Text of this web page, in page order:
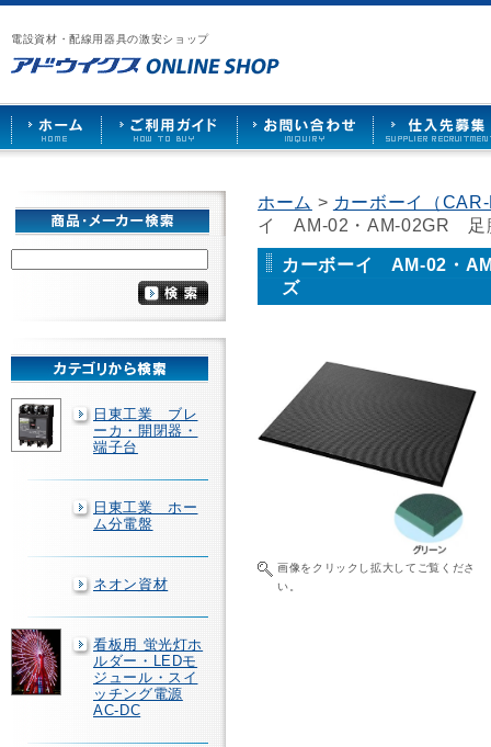
電設資材・配線用器具の激安ショップ
漏
電
ブ
レ
ー
カ
ー
や
照
ケ
ッ
ト
な
で
販
売
ア
ウ
イ
ス
HOME
ご
用
ガ
ド
お
い
合
せ
仕
先
募
日東工業 ブレ
ーカ・開閉器・
端子台
日東工業 ホー
ム分電盤
ネオン資材
看板用 蛍光灯ホ
ルダー・LEDモ
ジュール・スイ
ッチング電源
AC-DC
ホーム > カーボーイ（
イ AM-02・AM-02GR
カーボーイ AM-02・
ズ
画像をクリックし拡大してご覧くださ
い。